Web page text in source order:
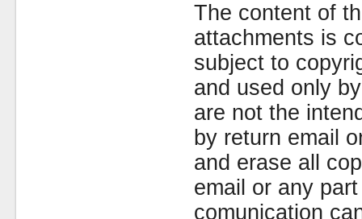
The content of
attachments is
subject to
and used only
are not the
by return email
and erase all
email or any
comunication